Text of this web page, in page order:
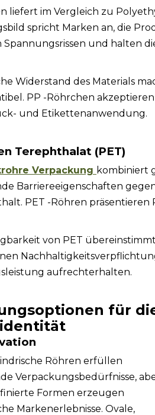
liefert im Vergleich zu
spricht Marken an, die
Spannungsrissen und halten
Widerstand des Materials
PP -Röhrchen
und Etikettenanwendung.
Terephthalat (PET)
Verpackung kombiniert
Barriereeigenschaften
PET -Röhren
von PET
aufrechterhalten.
für
Röhren erfüllen
Verpackungsbedürfnisse,
Formen erzeugen
Markenerlebnisse. Ovale,